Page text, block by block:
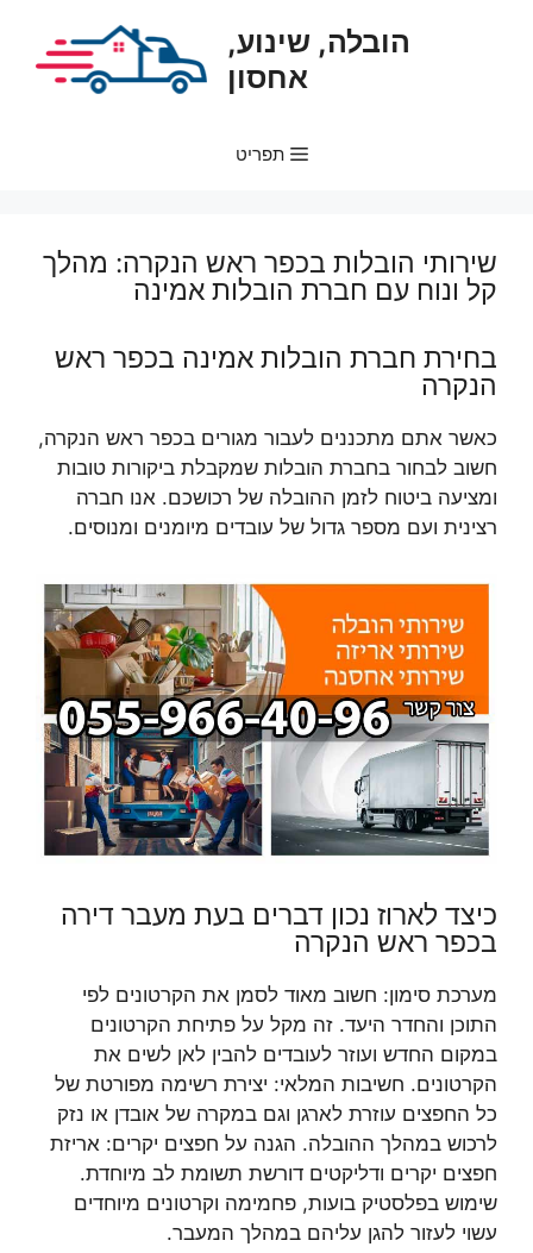
הובלה, שינוע,
אחסון
תפריט
שירותי הובלות בכפר ראש הנקרה: מהלך
קל ונוח עם חברת הובלות אמינה
בחירת חברת הובלות אמינה בכפר ראש
הנקרה
כאשר אתם מתכננים לעבור מגורים בכפר ראש הנקרה,
חשוב לבחור בחברת הובלות שמקבלת ביקורות טובות
ומציעה ביטוח לזמן ההובלה של רכושכם. אנו חברה
רצינית ועם מספר גדול של עובדים מיומנים ומנוסים.
כיצד לארוז נכון דברים בעת מעבר דירה
בכפר ראש הנקרה
מערכת סימון: חשוב מאוד לסמן את הקרטונים לפי
התוכן והחדר היעד. זה מקל על פתיחת הקרטונים
במקום החדש ועוזר לעובדים להבין לאן לשים את
הקרטונים. חשיבות המלאי: יצירת רשימה מפורטת של
כל החפצים עוזרת לארגן וגם במקרה של אובדן או נזק
לרכוש במהלך ההובלה. הגנה על חפצים יקרים: אריזת
חפצים יקרים ודליקטים דורשת תשומת לב מיוחדת.
שימוש בפלסטיק בועות, פחמימה וקרטונים מיוחדים
עשוי לעזור להגן עליהם במהלך המעבר.